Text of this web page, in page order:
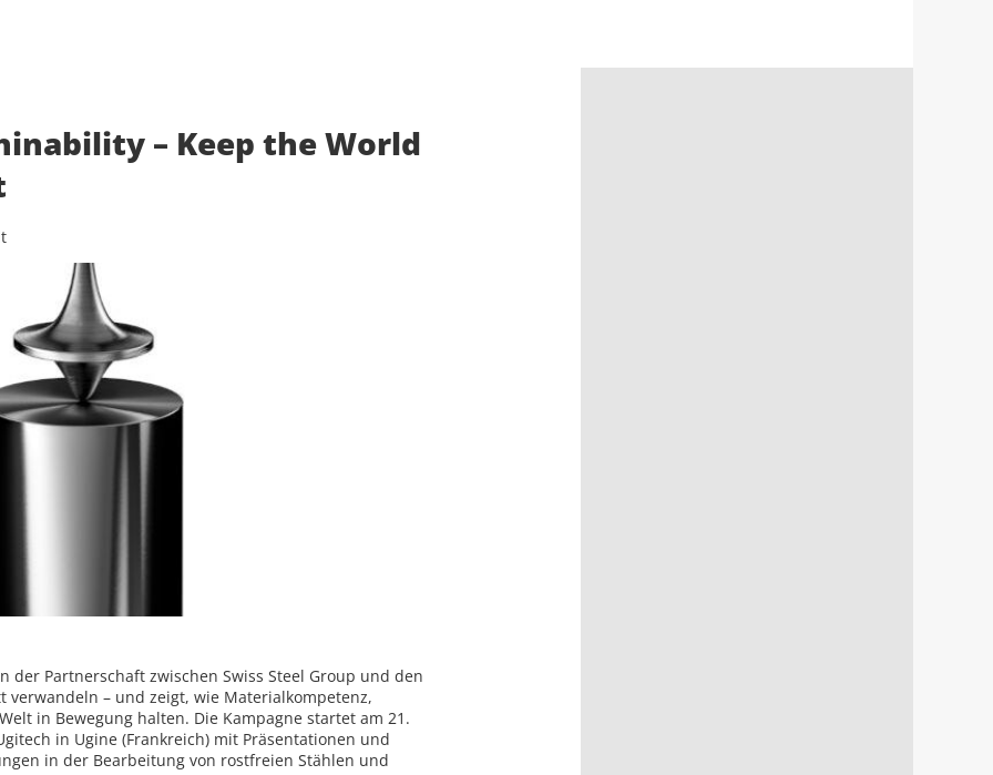
– Keep the World
der Partnerschaft zwischen Swiss Steel Group und den
verwandeln – und zeigt, wie Materialkompetenz,
in Bewegung halten. Die Kampagne startet am 21.
in Ugine (Frankreich) mit Präsentationen und
in der Bearbeitung von rostfreien Stählen und